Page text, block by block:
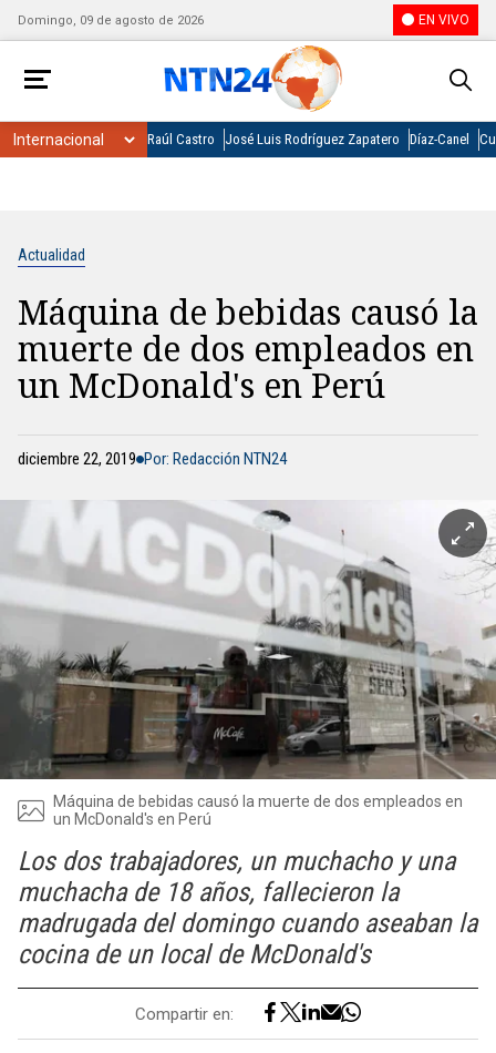
Domingo, 09 de agosto de 2026 EN VIVO
Raúl Castro José Luis Rodríguez Zapatero Díaz-Canel
Actualidad
Máquina de bebidas causó la
muerte de dos empleados en
un McDonald's en Perú
diciembre 22, 2019 Por: Redacción NTN24
Máquina de bebidas causó la muerte de dos empleados en
un McDonald's en Perú
Los dos trabajadores, un muchacho y una
muchacha de 18 años, fallecieron la
madrugada del domingo cuando aseaban la
cocina de un local de McDonald's
Compartir en: